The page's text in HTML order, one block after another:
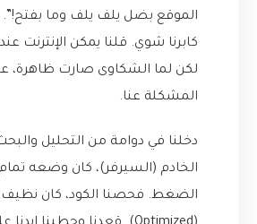
الموقع بضل يلف يلف وما بفتح!”.
كابرنا شوي. قلنا يمكن الإنترنت
لكن لما الشكاوى صارت ظاهرة،
المشكلة عنا.
دخلنا في دوامة من التحليل
الخادم (السيرفر)، كان وضعه
الضغط. فحصنا الكود، كان